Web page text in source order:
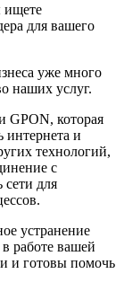
ищете
для вашего
уже много
наших услуг.
GPON, которая
интернета и
технологий,
с
для
устранение
работе вашей
и готовы помочь